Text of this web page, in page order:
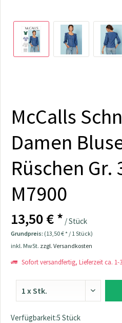
McCalls
Damen
Rüschen Gr.
M7900
13,50 € * / Stück
Grundpreis: (13,50 € * / 1 Stück)
inkl. MwSt. zzgl. Versandkosten
Sofort versandfertig, Lieferzeit ca. 1-
Verfügbarkeit:5 Stück